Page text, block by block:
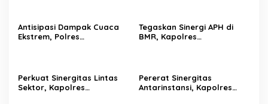
Antisipasi Dampak Cuaca
Ekstrem, Polres
Bersama Forkopimda
Tegaskan Sinergi APH di
BMR, Kapolres
Bersama Kejati Sulut
Perkuat Sinergitas Lintas
Sektor, Kapolres
Pererat Sinergitas
Antarinstansi, Kapolres